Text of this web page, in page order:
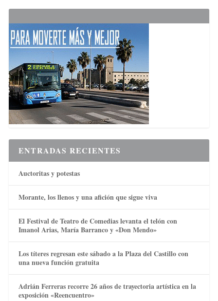
ENTRADAS RECIENTES
Auctoritas y potestas
Morante, los llenos y una afición que sigue viva
El Festival de Teatro de Comedias levanta el telón con
Imanol Arias, María Barranco y «Don Mendo»
Los títeres regresan este sábado a la Plaza del Castillo con
una nueva función gratuita
Adrián Ferreras recorre 26 años de trayectoria artística en la
exposición «Reencuentro»